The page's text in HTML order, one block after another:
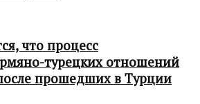
что процесс
турецких отношений
прошедших в Турции